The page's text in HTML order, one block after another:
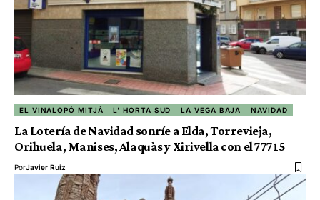
EL VINALOPÓ MITJÀ L' HORTA SUD LA VEGA BAJA NAVIDAD
La Lotería de Navidad sonríe a Elda, Torrevieja,
Orihuela, Manises, Alaquàs y Xirivella con el 77715
PorJavier Ruiz